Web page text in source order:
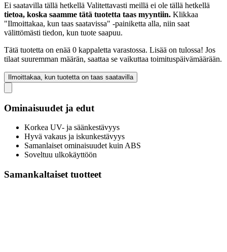
Ei saatavilla tällä hetkellä Valitettavasti meillä ei ole tällä hetkellä
tietoa, koska saamme tätä tuotetta taas myyntiin. Klikkaa
"Ilmoittakaa, kun taas saatavissa" -painiketta alla, niin saat
välittömästi tiedon, kun tuote saapuu.
Tätä tuotetta on enää 0 kappaletta varastossa. Lisää on tulossa! Jos
tilaat suuremman määrän, saattaa se vaikuttaa toimituspäivämäärään.
Ilmoittakaa, kun tuotetta on taas saatavilla
Ominaisuudet ja edut
Korkea UV- ja säänkestävyys
Hyvä vakaus ja iskunkestävyys
Samanlaiset ominaisuudet kuin ABS
Soveltuu ulkokäyttöön
Samankaltaiset tuotteet